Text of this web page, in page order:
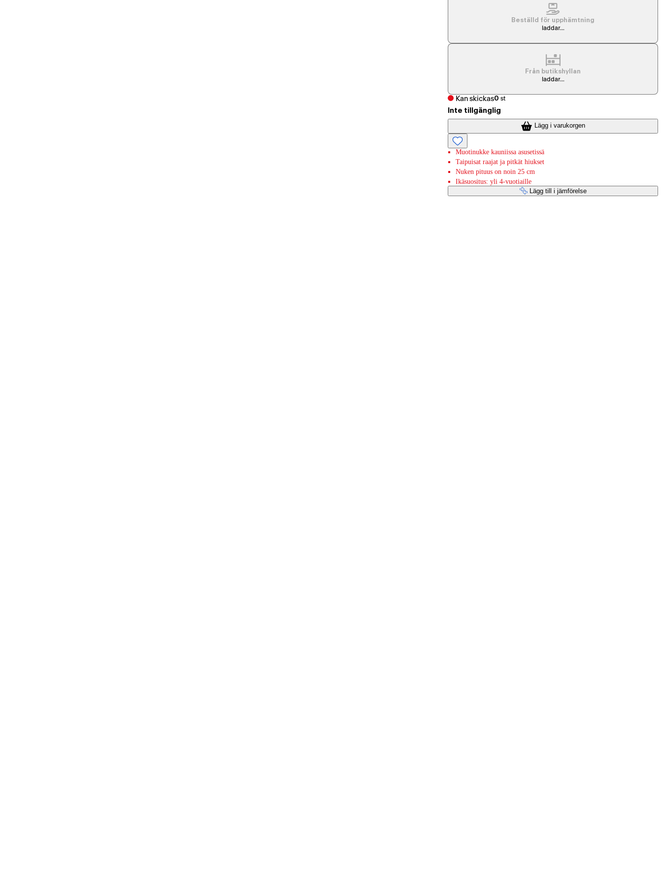
Beställd för upphämtning
laddar...
Från butikshyllan
laddar...
Kan skickas0 st
Inte tillgänglig
Lägg i varukorgen
Muotinukke kauniissa asusetissä
Taipuisat raajat ja pitkät hiukset
Nuken pituus on noin 25 cm
Ikäsuositus: yli 4-vuotiaille
Lägg till i jämförelse